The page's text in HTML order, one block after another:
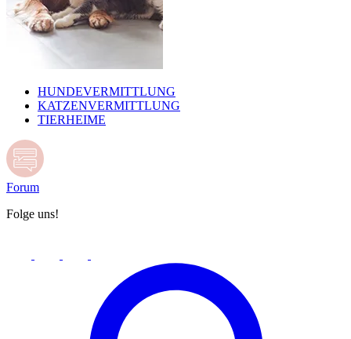
HUNDEVERMITTLUNG
KATZENVERMITTLUNG
TIERHEIME
Forum
Folge uns!